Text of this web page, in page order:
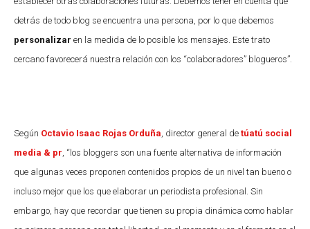
detrás de todo blog se encuentra una persona, por lo que debemos
personalizar en la medida de lo posible los mensajes. Este trato
cercano favorecerá nuestra relación con los “colaboradores” blogueros”.
Según Octavio Isaac Rojas Orduña , director general de túatú social
media & pr , “los bloggers son una fuente alternativa de información
que algunas veces proponen contenidos propios de un nivel tan bueno o
incluso mejor que los que elaborar un periodista profesional. Sin
embargo, hay que recordar que tienen su propia dinámica como hablar